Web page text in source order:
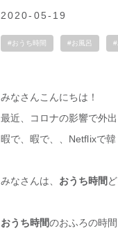
2020-05-19
#おうち時間 #お風呂 #
みなさんこんにちは！
最近、コロナの影響で外
暇で、暇で、、Netflixで
みなさんは、 おうち時間
おうち時間のおふろの時